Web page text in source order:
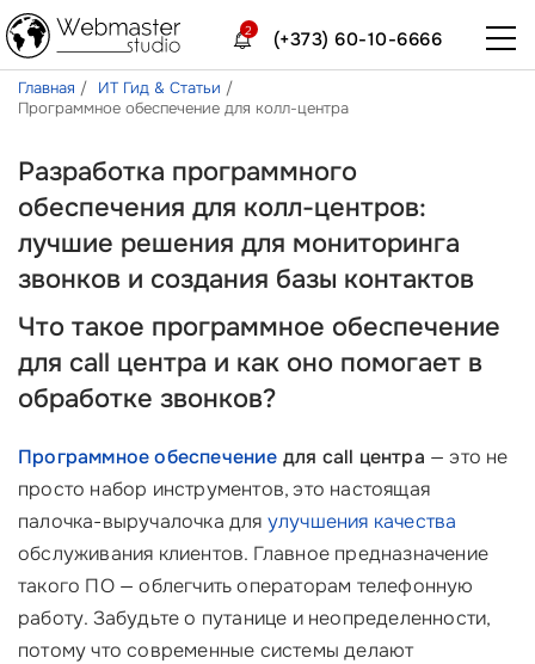
(+373) 60-10-6666
2
Главная
ИТ Гид & Статьи
Программное обеспечение для колл-центра
Разработка программного
обеспечения для колл-центров:
лучшие решения для мониторинга
звонков и создания базы контактов
Что такое программное обеспечение
для call центра и как оно помогает в
обработке звонков?
Программное обеспечение для call центра — это не
просто набор инструментов, это настоящая
палочка-выручалочка для улучшения качества
обслуживания клиентов. Главное предназначение
такого ПО — облегчить операторам телефонную
работу. Забудьте о путанице и неопределенности,
потому что современные системы делают